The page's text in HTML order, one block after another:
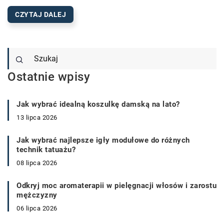
CZYTAJ DALEJ
Ostatnie wpisy
Jak wybrać idealną koszulkę damską na lato?
13 lipca 2026
Jak wybrać najlepsze igły modułowe do różnych
technik tatuażu?
08 lipca 2026
Odkryj moc aromaterapii w pielęgnacji włosów i zarostu
mężczyzny
06 lipca 2026